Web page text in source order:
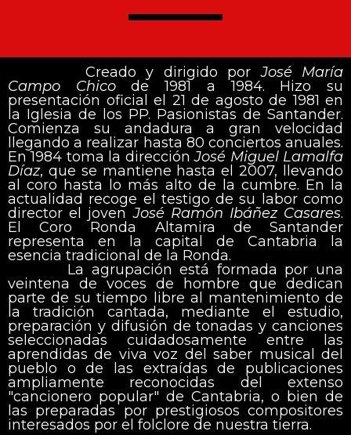
Creado y dirigido porJosé María
Campo Chicode 1981 a 1984. Hizo su
presentación oficial el 21 de agosto de 1981 en
la Iglesia de los PP. Pasionistas de Santander.
Comienza su andadura a gran velocidad
llegando a realizar hasta 80 conciertos anuales.
En 1984 toma la direcciónJosé Miguel Lamalfa
Díaz, que se mantiene hasta el 2007, llevando
al coro hasta lo más alto de la cumbre. En la
actualidad recoge el testigo de su labor como
director el jovenJosé Ramón Ibáñez Casares.
El Coro Ronda Altamira de Santander
representa en la capital de Cantabria la
esencia tradicional de la Ronda.
La agrupación está formada por una
veintena de voces de hombre que dedican
parte de su tiempo libre al mantenimiento de
la tradición cantada, mediante el estudio,
preparación y difusión de tonadas y canciones
seleccionadas cuidadosamente entre las
aprendidas de viva voz del saber musical del
pueblo o de las extraídas de publicaciones
ampliamente reconocidas del extenso
"cancionero popular" de Cantabria, o bien de
las preparadas por prestigiosos compositores
interesados por el folclore de nuestra tierra.